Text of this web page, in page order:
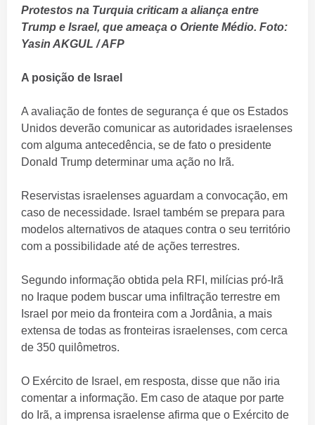
Protestos na Turquia criticam a aliança entre
Trump e Israel, que ameaça o Oriente Médio. Foto:
Yasin AKGUL / AFP
A posição de Israel
A avaliação de fontes de segurança é que os Estados
Unidos deverão comunicar as autoridades israelenses
com alguma antecedência, se de fato o presidente
Donald Trump determinar uma ação no Irã.
Reservistas israelenses aguardam a convocação, em
caso de necessidade. Israel também se prepara para
modelos alternativos de ataques contra o seu território
com a possibilidade até de ações terrestres.
Segundo informação obtida pela RFI, milícias pró-Irã
no Iraque podem buscar uma infiltração terrestre em
Israel por meio da fronteira com a Jordânia, a mais
extensa de todas as fronteiras israelenses, com cerca
de 350 quilômetros.
O Exército de Israel, em resposta, disse que não iria
comentar a informação. Em caso de ataque por parte
do Irã, a imprensa israelense afirma que o Exército de